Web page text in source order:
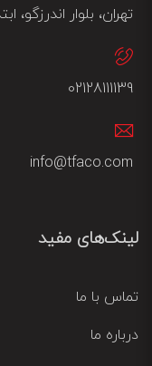
تهران، بلوار
02128111139
info@tfaco.com
لینک‌های مفید
تماس با ما
درباره ما